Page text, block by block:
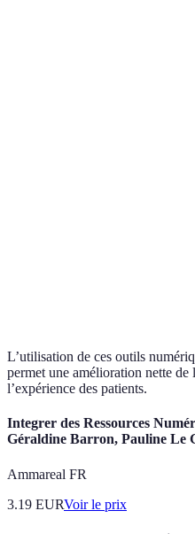
L’utilisation de ces outils
permet une amélioration nette
l’expérience des patients.
Integrer des Ressources
Géraldine Barron, Pauline Le
Ammareal FR
3.19 EURVoir le prix